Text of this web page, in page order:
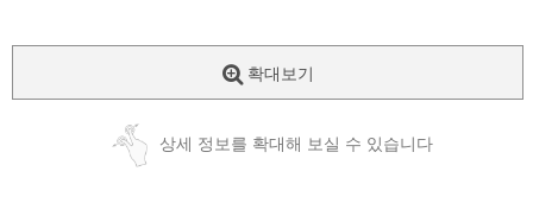
확대보기
상세 정보를 확대해 보실 수 있습니다